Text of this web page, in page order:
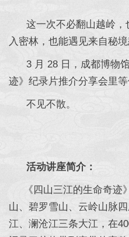
这一次不必翻山越岭，
入密林，也能遇见来自
3 月 28 日，成都博物馆
迹》纪录片推介分享会里等
不见不散。
活动讲座简介：
《四山三江的生命奇迹
山、碧罗雪山、云岭山脉
江、澜沧江三条大江，在